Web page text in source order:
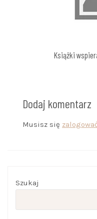
Książki
Dodaj komentarz
Musisz się
Szukaj